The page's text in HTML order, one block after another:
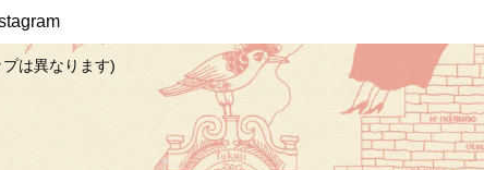
は異なります)